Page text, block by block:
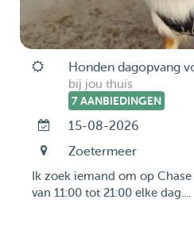
Honden dagopvang
bij jou thuis
7 AANBIEDINGEN
15-08-2026
Zoetermeer
Ik zoek iemand om op
van 11:00 tot 21:00 elke dag....